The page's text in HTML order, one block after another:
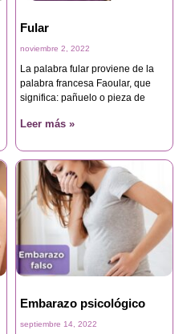
Fular
noviembre 2, 2022
La palabra fular proviene de la
palabra francesa Faoular, que
significa: pañuelo o pieza de
Leer más »
Embarazo psicológico
septiembre 14, 2022